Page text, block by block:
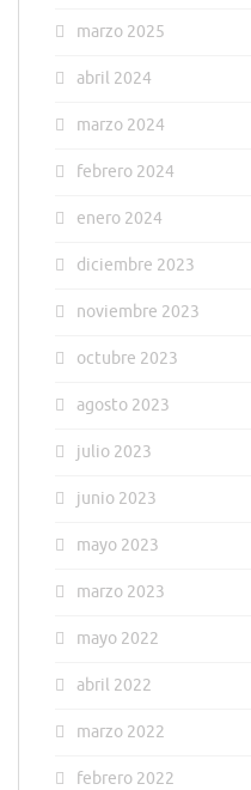
marzo 2025
abril 2024
marzo 2024
febrero 2024
enero 2024
diciembre 2023
noviembre 2023
octubre 2023
agosto 2023
julio 2023
junio 2023
mayo 2023
marzo 2023
mayo 2022
abril 2022
marzo 2022
febrero 2022